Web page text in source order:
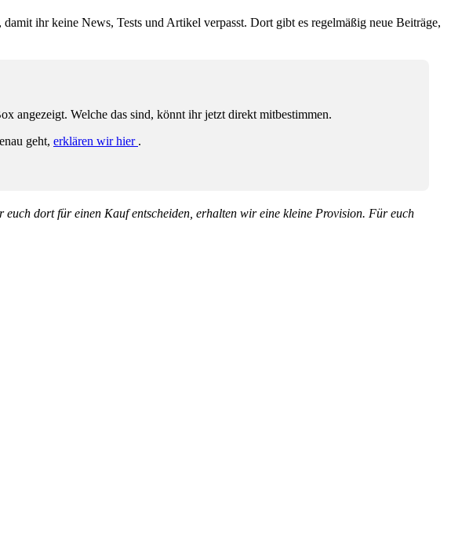
, damit ihr keine News, Tests und Artikel verpasst. Dort gibt es regelmäßig neue Beiträge,
angezeigt. Welche das sind, könnt ihr jetzt direkt mitbestimmen.
geht, erklären wir hier .
dort für einen Kauf entscheiden, erhalten wir eine kleine Provision. Für euch